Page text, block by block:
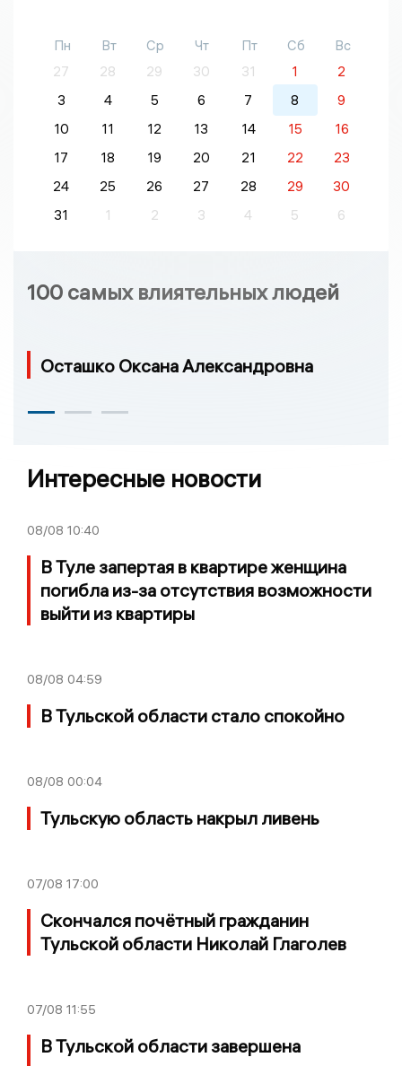
Пн Вт Ср Чт Пт Сб
Вс
27
28 29 30 31 1
2
3
4 5 6 7 8
9
10
11 12 13 14 15
16
17
18 19 20 21 22
23
24
25 26 27 28 29
30
31
1 2 3 4 5 6
100 самых влиятельных людей
Осташко Оксана Александровна
Интересные новости
08/08 10:40
В Туле запертая в квартире женщина
погибла из-за отсутствия возможности
выйти из квартиры
08/08 04:59
В Тульской области стало спокойно
08/08 00:04
Тульскую область накрыл ливень
07/08 17:00
Скончался почётный гражданин
Тульской области Николай Глаголев
07/08 11:55
В Тульской области завершена